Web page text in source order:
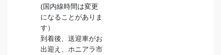
(国内線時間は変更
になることがありま
す）
到着後、送迎車がお
出迎え、ホニアラ市